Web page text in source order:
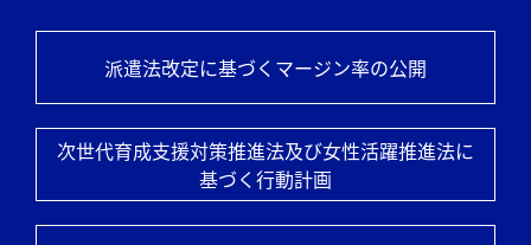
派遣法改定に基づくマージン率の公開
次世代育成支援対策推進法及び女性活躍推進法に
基づく行動計画